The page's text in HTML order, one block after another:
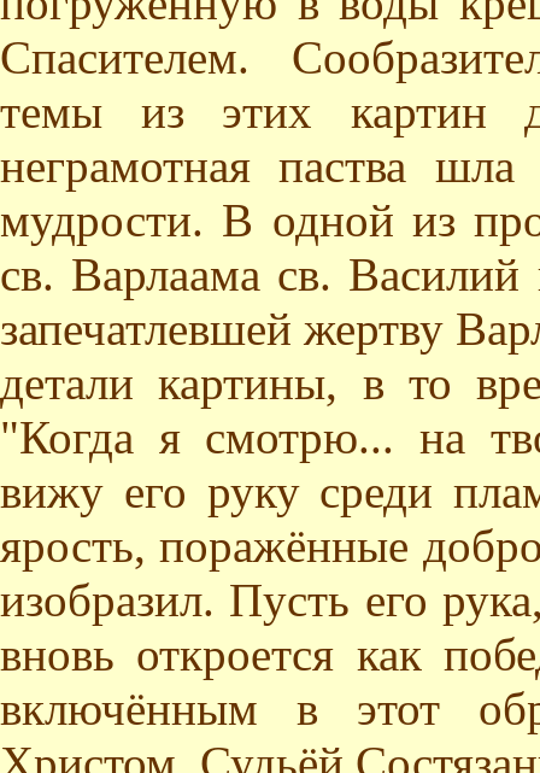
Спасителем.
темы из этих картин
неграмотная паства
мудрости. В одной из
св. Варлаама св.
запечатлевшей жертву
детали картины, в то
"Когда я смотрю... на
вижу его руку среди
ярость, поражённые
изобразил. Пусть его
вновь откроется как
включённым в этот